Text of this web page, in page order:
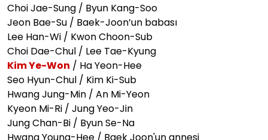
Choi Jae-Sung / Byun Kang-Soo
Jeon Bae-Su / Baek-Joon’un babası
Lee Han-Wi / Kwon Choon-Sub
Choi Dae-Chul / Lee Tae-Kyung
Kim Ye-Won / Ha Yeon-Hee
Seo Hyun-Chul / Kim Ki-Sub
Hwang Jung-Min / An Mi-Yeon
Kyeon Mi-Ri / Jung Yeo-Jin
Jung Chan-Bi / Byun Se-Na
Hwang Young-Hee / Baek Joon'un annesi